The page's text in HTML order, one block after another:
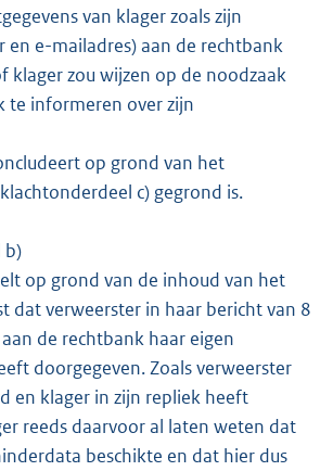
van klager zoals zijn
e-mailadres) aan de rechtbank
klager zou wijzen op de noodzaak
te informeren over zijn
op grond van het
c) gegrond is.
b)
op grond van de inhoud van het
dat verweerster in haar bericht van 8
de rechtbank haar eigen
doorgegeven. Zoals verweerster
en klager in zijn repliek heeft
reeds daarvoor al laten weten dat
beschikte en dat hier dus